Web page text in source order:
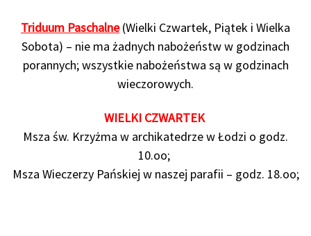
Triduum Paschalne(Wielki Czwartek, Piątek i Wielka
Sobota) – nie ma żadnych nabożeństw w godzinach
porannych; wszystkie nabożeństwa są w godzinach
wieczorowych.
WIELKI CZWARTEK
Msza św. Krzyżma w archikatedrze w Łodzi o godz.
10.oo;
Msza Wieczerzy Pańskiej w naszej parafii – godz. 18.oo;